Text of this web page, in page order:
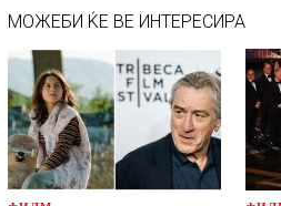
МОЖЕБИ ЌЕ ВЕ ИНТЕРЕСИРА